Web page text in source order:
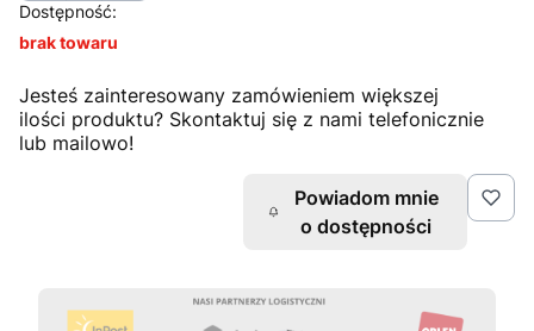
Dostępność:
brak towaru
Jesteś zainteresowany zamówieniem większej
ilości produktu? Skontaktuj się z nami telefonicznie
lub mailowo!
Powiadom mnie
o dostępności